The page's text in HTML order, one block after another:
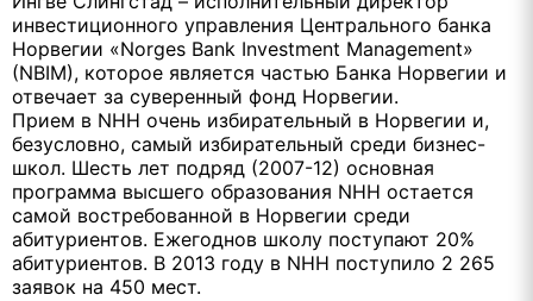
инвестиционного управления Центрального банка
Норвегии «Norges Bank Investment Management»
(NBIM), которое является частью Банка Норвегии и
отвечает за суверенный фонд Норвегии.
Прием в NHH очень избирательный в Норвегии и,
безусловно, самый избирательный среди бизнес-
школ. Шесть лет подряд (2007-12) основная
программа высшего образования NHH остается
самой востребованной в Норвегии среди
абитуриентов. Ежегоднов школу поступают 20%
абитуриентов. В 2013 году в NHH поступило 2 265
заявок на 450 мест.